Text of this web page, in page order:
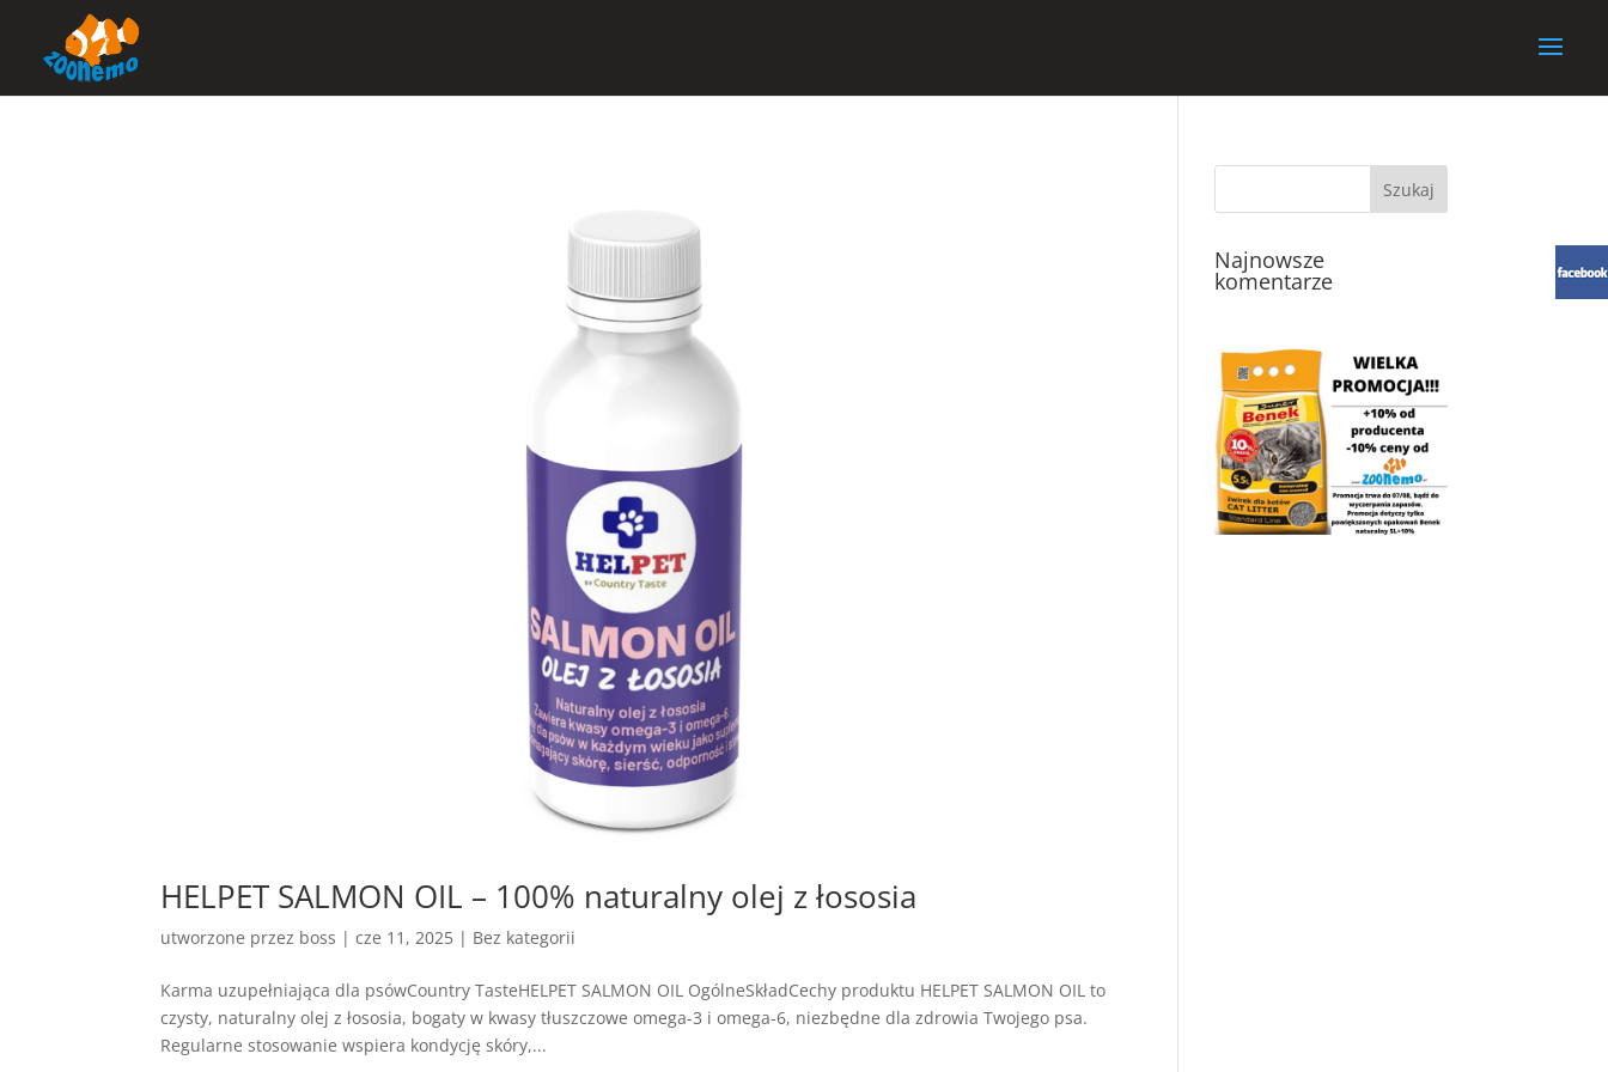
HELPET SALMON OIL – 100% naturalny olej z łososia
utworzone przez boss |cze 11, 2025 | Bez kategorii
Karma uzupełniająca dla psówCountry TasteHELPET SALMON OIL OgólneSkładCechy produktu HELPET SALMON OIL to
czysty, naturalny olej z łososia, bogaty w kwasy tłuszczowe omega-3 i omega-6, niezbędne dla zdrowia Twojego psa.
Regularne stosowanie wspiera kondycję skóry,...
Najnowsze
komentarze